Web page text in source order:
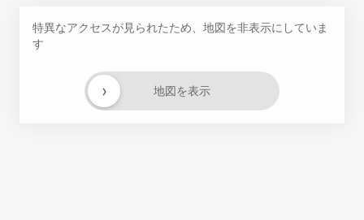
特異なアクセスが見られたため、地図を非表示にしていま
す
地図を表示
›